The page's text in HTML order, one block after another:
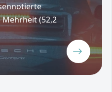
(52,2